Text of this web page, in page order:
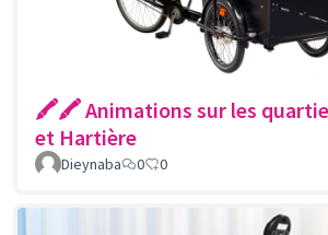
🖍🖍 Animations sur les
et Hartière
Dieynaba 0 0